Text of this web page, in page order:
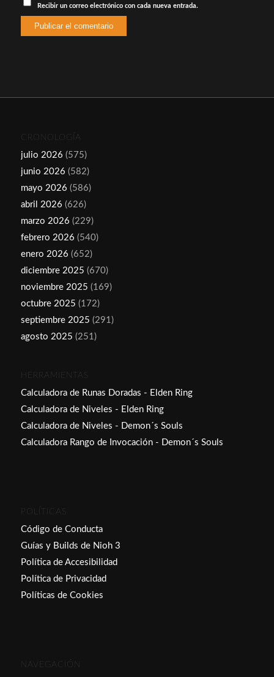
Recibir un correo electrónico con cada nueva entrada.
CRONOLOGÍA
julio 2026 (575)
junio 2026 (582)
mayo 2026 (586)
abril 2026 (626)
marzo 2026 (229)
febrero 2026 (540)
enero 2026 (652)
diciembre 2025 (670)
noviembre 2025 (169)
octubre 2025 (172)
septiembre 2025 (291)
agosto 2025 (251)
HERRAMIENTAS
Calculadora de Runas Doradas - Elden Ring
Calculadora de Niveles - Elden Ring
Calculadora de Niveles - Demon´s Souls
Calculadora Rango de Invocación - Demon´s Souls
POLÍTICAS
Código de Conducta
Guías y Builds de Nioh 3
Política de Accesibilidad
Política de Privacidad
Políticas de Cookies
NAVEGACIÓN